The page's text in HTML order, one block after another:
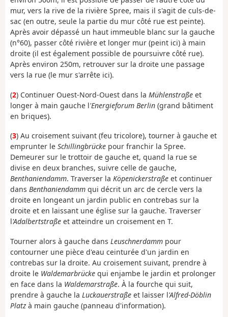
mur, vers la rive de la rivière Spree, mais il s'agit de culs-de-
sac (en outre, seule la partie du mur côté rue est peinte).
Après avoir dépassé un haut immeuble blanc sur la gauche
(n°60), passer côté rivière et longer mur (peint ici) à main
droite (il est également possible de poursuivre côté rue).
Après environ 250m, retrouver sur la droite une passage
vers la rue (le mur s'arrête ici).
(2) Continuer Ouest-Nord-Ouest dans la Mühlenstraße et
longer à main gauche l'Energieforum Berlin (grand bâtiment
en briques).
(3) Au croisement suivant (feu tricolore), tourner à gauche et
emprunter le Schillingbrücke pour franchir la Spree.
Demeurer sur le trottoir de gauche et, quand la rue se
divise en deux branches, suivre celle de gauche,
Benthaniendamm. Traverser la Köpenickerstraße et continuer
dans Benthaniendamm qui décrit un arc de cercle vers la
droite en longeant un jardin public en contrebas sur la
droite et en laissant une église sur la gauche. Traverser
l'Adalbertstraße et atteindre un croisement en T.
Tourner alors à gauche dans Leuschnerdamm pour
contourner une pièce d'eau ceinturée d'un jardin en
contrebas sur la droite. Au croisement suivant, prendre à
droite le Waldemarbrücke qui enjambe le jardin et prolonger
en face dans la Waldemarstraße. À la fourche qui suit,
prendre à gauche la Luckauerstraße et laisser l'Alfred-Döblin
Platz à main gauche (panneau d'information).